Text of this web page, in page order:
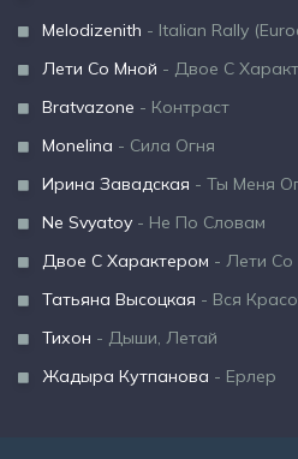
Melodizenith - Italian Rally
Лети Со Мной - Двое С
Bratvazone - Контраст
Monelina - Сила Огня
Ирина Завадская - Ты Меня
Ne Svyatoy - Не По Словам
Двое С Характером - Лети Со
Татьяна Высоцкая - Вся
Тихон - Дыши, Летай
Жадыра Кутпанова - Ерлер